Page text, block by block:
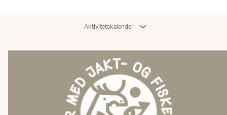
Aktivitetskalender